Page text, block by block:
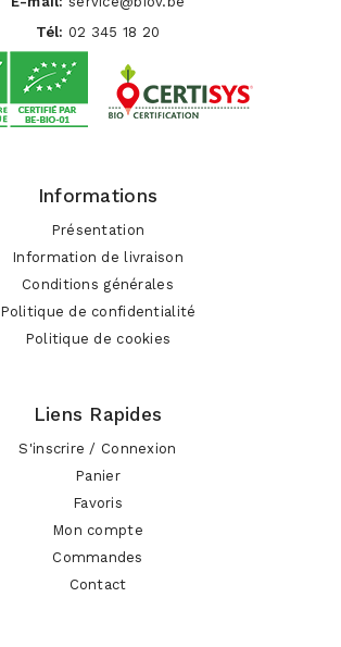
Tél: 02 345 18 20
Informations
Présentation
Information de livraison
Conditions générales
Politique de confidentialité
Politique de cookies
Liens Rapides
S'inscrire / Connexion
Panier
Favoris
Mon compte
Commandes
Contact